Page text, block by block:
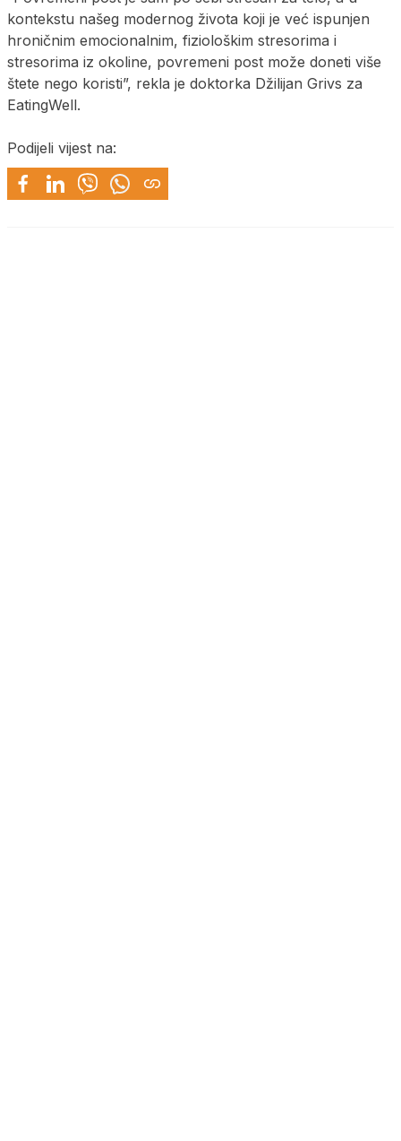
kontekstu našeg modernog života koji je već ispunjen
hroničnim emocionalnim, fiziološkim stresorima i
stresorima iz okoline, povremeni post može doneti više
štete nego koristi”, rekla je doktorka Džilijan Grivs za
EatingWell.
Podijeli vijest na: